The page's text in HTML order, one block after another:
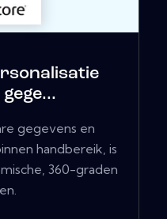
gegevens en
handbereik, is
360-graden